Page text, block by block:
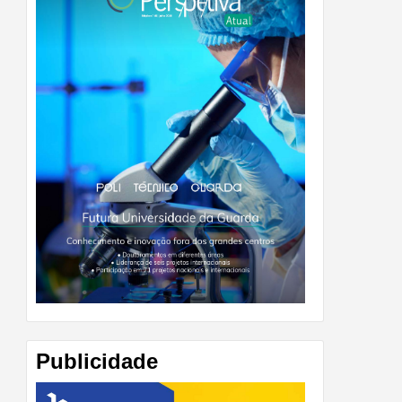
Publicidade